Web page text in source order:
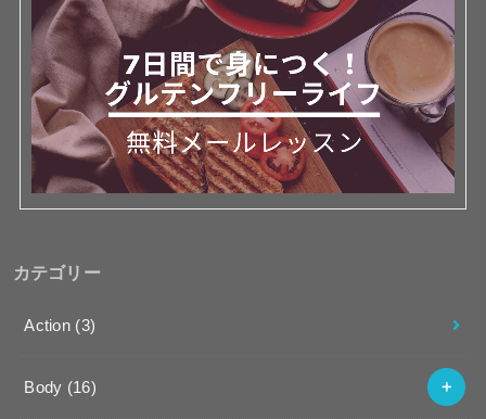
カテゴリー
Action (3)
Body (16)